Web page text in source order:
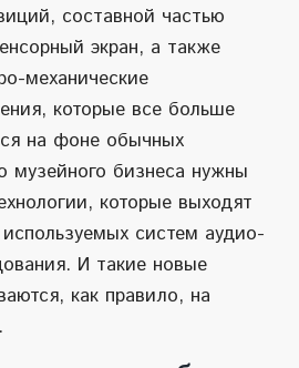
составной частью
экран, а также
механические
которые все больше
на фоне обычных
музейного бизнеса нужны
которые выходят
систем аудио-
И такие новые
как правило, на